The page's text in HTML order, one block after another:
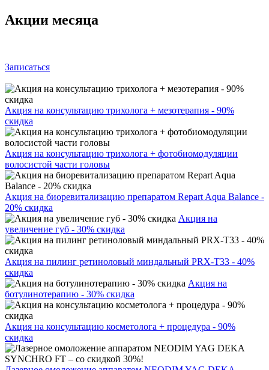
Акции месяца
Записаться
Акция на консультацию трихолога + мезотерапия - 90%
скидка
Акция на консультацию трихолога + фотобиомодуляции
волосистой части головы
Акция на биоревитализацию препаратом Repart Aqua Balance -
20% скидка
Акция на
увеличение губ - 30% скидка
Акция на пилинг ретиноловый миндальный PRX-T33 - 40%
скидка
Акция на
ботулинотерапию - 30% скидка
Акция на консультацию косметолога + процедура - 90%
скидка